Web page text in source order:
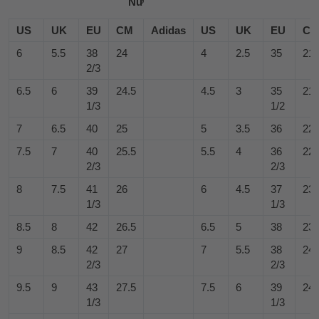
Nữ
US UK EU CM Adidas US UK EU
CM
6
5.5
38
2/3
24 4 2.5 35 21
6.5 6
39
1/3
24.5 4.5 3
35
1/2
7 6.5 40 25 5 3.5 36
22
7.5
7
40
2/3
25.5 5.5 4
36
2/3
8 7.5
41
1/3
26 6 4.5
37
1/3
23
8.5 8 42 26.5 6.5 5 38
9
8.5
42
2/3
27 7 5.5
38
2/3
24
9.5 9
43
1/3
27.5 7.5 6
39
1/3